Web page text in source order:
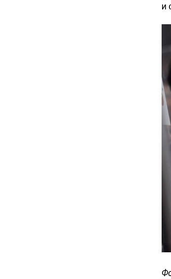
и